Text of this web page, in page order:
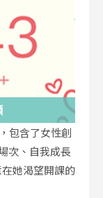
包含了女性創
次、自我成長
她渴望開課的